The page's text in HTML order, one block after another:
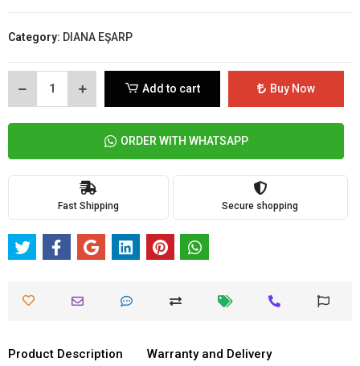
Category: DIANA EŞARP
Add to cart Buy Now
ORDER WITH WHATSAPP
Fast Shipping Secure shopping
Product Description Warranty and Delivery